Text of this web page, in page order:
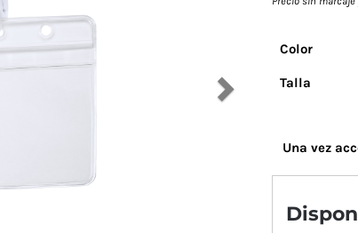
Color
Talla
Una vez